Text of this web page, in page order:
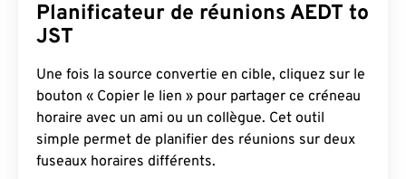
Planificateur de réunions AEDT to
JST
Une fois la source convertie en cible, cliquez sur le
bouton « Copier le lien » pour partager ce créneau
horaire avec un ami ou un collègue. Cet outil
simple permet de planifier des réunions sur deux
fuseaux horaires différents.